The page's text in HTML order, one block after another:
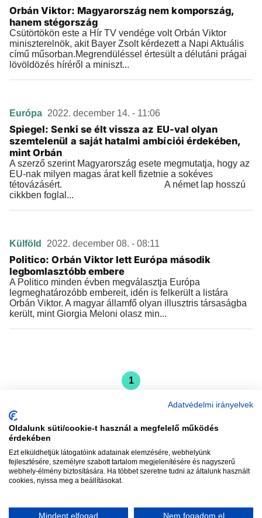
Orbán Viktor: Magyarország nem kompország,
hanem stégország
Csütörtökön este a Hír TV vendége volt Orbán Viktor
miniszterelnök, akit Bayer Zsolt kérdezett a Napi Aktuális
című műsorban.Megrendüléssel értesült a délutáni prágai
lövöldözés híréről a miniszt...
Európa 2022. december 14. - 11:06
Spiegel: Senki se élt vissza az EU-val olyan
szemtelenül a saját hatalmi ambíciói érdekében,
mint Orbán
A szerző szerint Magyarország esete megmutatja, hogy az
EU-nak milyen magas árat kell fizetnie a sokéves
tétovázásért. A német lap hosszú
cikkben foglal...
Külföld 2022. december 08. - 08:11
Politico: Orbán Viktor lett Európa második
legbomlasztóbb embere
A Politico minden évben megválasztja Európa
legmeghatározóbb embereit, idén is felkerült a listára
Orbán Viktor. A magyar államfő olyan illusztris társaságba
került, mint Giorgia Meloni olasz min...
1
vadhajtások
Adatvédelmi irányelvek
Oldalunk süti/cookie-t használ a megfelelő működés
érdekében
Ezt elküldhetjük látogatóink adatainak elemzésére, webhelyünk
fejlesztésére, személyre szabott tartalom megjelenítésére és nagyszerű
webhely-élmény biztosítására. Ha többet szeretne tudni az általunk használt
cookies, nyissa meg a beállításokat.
Mindent elfogad Nem fogadom el